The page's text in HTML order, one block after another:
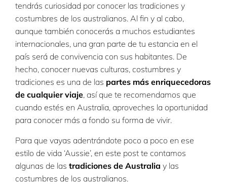
tendrás curiosidad por conocer las tradiciones y
costumbres de los australianos. Al fin y al cabo,
aunque también conocerás a muchos estudiantes
internacionales, una gran parte de tu estancia en el
país será de convivencia con sus habitantes. De
hecho, conocer nuevas culturas, costumbres y
tradiciones es una de las partes más enriquecedoras
de cualquier viaje, así que te recomendamos que
cuando estés en Australia, aproveches la oportunidad
para conocer más a fondo su forma de vivir.
Para que vayas adentrándote poco a poco en ese
estilo de vida ‘Aussie’, en este post te contamos
algunas de las tradiciones de Australia y las
costumbres de los australianos.